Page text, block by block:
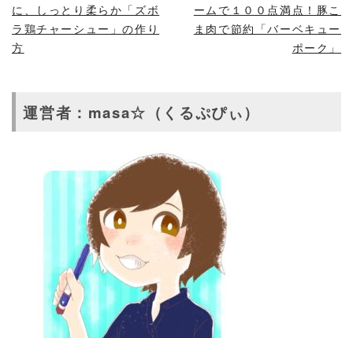
に、しっとり柔らか「ズボ
ラ鶏チャーシュー」の作り
方
ームで１００点満点！豚こ
ま肉で節約「バーベキュー
ポーク」
運営者：masa☆（くるぷぴぃ）